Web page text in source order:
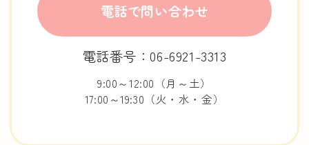
電話で問い合わせ
電話番号：06-6921-3313
9:00～12:00（月～土）
17:00～19:30（火・水・金）